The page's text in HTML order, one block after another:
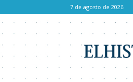
7 de agosto de 2026
Historiador